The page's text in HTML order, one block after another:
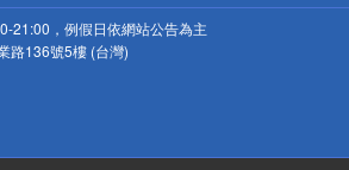
21:00，例假日依網站公告為主
路136號5樓 (台灣)